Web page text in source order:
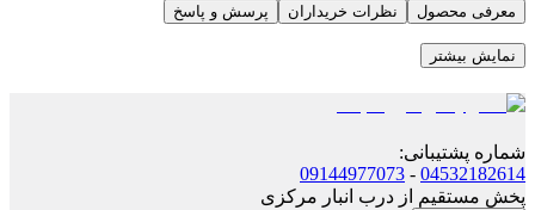
معرفی محصول نظرات خریداران پرسش و پاسخ
نمایش بیشتر
شماره پشتیبانی:
04532182614
-
09144977073
پخش مستقیم از درب انبار مرکزی